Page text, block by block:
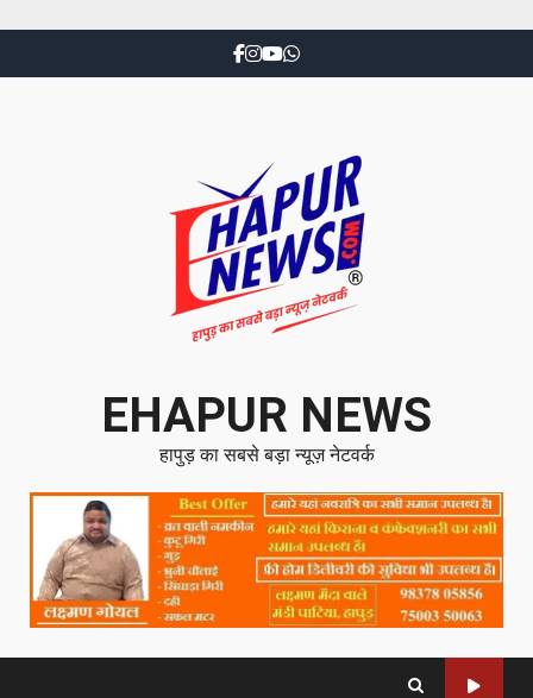
EHAPUR NEWS
हापुड़ का सबसे बड़ा न्यूज़ नेटवर्क